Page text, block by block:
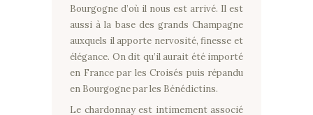
Bourgogne d’où il nous est arrivé. Il est
aussi à la base des grands Champagne
auxquels il apporte nervosité, finesse et
élégance. On dit qu’il aurait été importé
en France par les Croisés puis répandu
en Bourgogne par les Bénédictins.
Le chardonnay est intimement associé